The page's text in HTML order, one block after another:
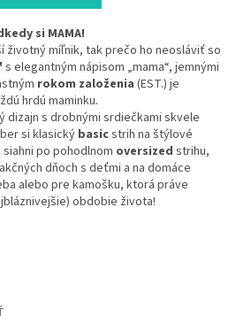
si MAMA!
životný míľnik, tak prečo ho neosláviť so
s elegantným nápisom „mama“, jemnými
rokom založenia (EST.) je
hrdú maminku.
dizajn s drobnými srdiečkami skvele
si klasický basicstrih na štýlové
po pohodlnom oversized strihu,
dňoch s deťmi a na domáce
alebo pre kamošku, ktorá práve
obdobie života!